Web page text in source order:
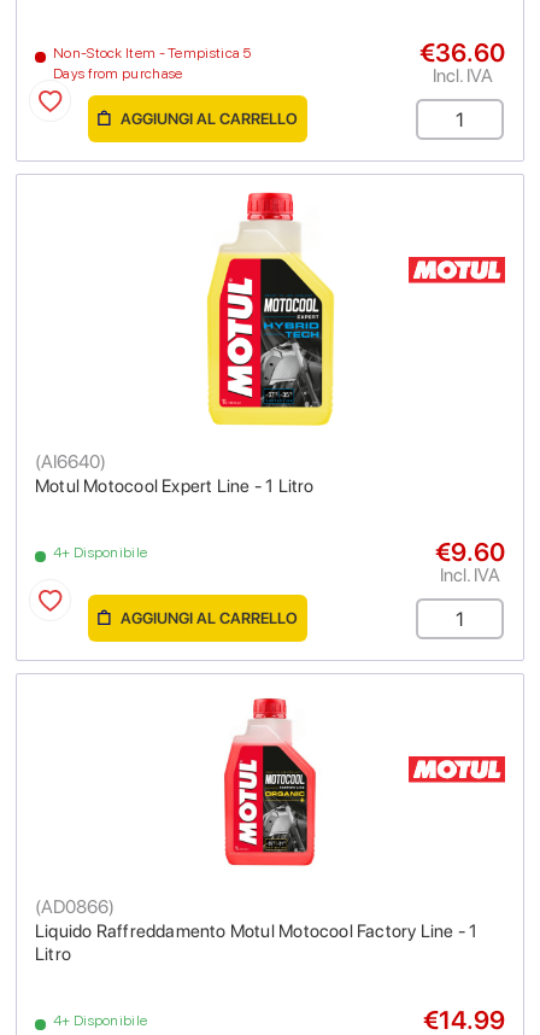
Non-Stock Item - Tempistica 5
Days from purchase
€36.60
Incl. IVA
AGGIUNGI AL CARRELLO
Motul Motocool Expert Line - 1 Litro
(AI6640)
4+ Disponibile €9.60
Incl. IVA
AGGIUNGI AL CARRELLO
Liquido Raffreddamento Motul Motocool Factory Line - 1
Litro
(AD0866)
4+ Disponibile €14.99